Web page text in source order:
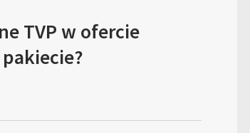
TVP w ofercie